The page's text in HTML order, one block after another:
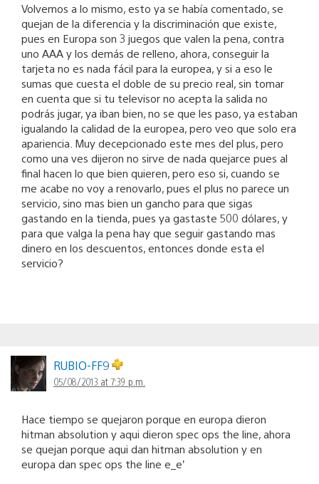
Volvemos a lo mismo, esto ya se había comentado, se
quejan de la diferencia y la discriminación que existe,
pues en Europa son 3 juegos que valen la pena, contra
uno AAA y los demás de relleno, ahora, conseguir la
tarjeta no es nada fácil para la europea, y si a eso le
sumas que cuesta el doble de su precio real, sin tomar
en cuenta que si tu televisor no acepta la salida no
podrás jugar, ya iban bien, no se que les paso, ya estaban
igualando la calidad de la europea, pero veo que solo era
apariencia. Muy decepcionado este mes del plus, pero
como una ves dijeron no sirve de nada quejarce pues al
final hacen lo que bien quieren, pero eso si, cuando se
me acabe no voy a renovarlo, pues el plus no parece un
servicio, sino mas bien un gancho para que sigas
gastando en la tienda, pues ya gastaste 500 dólares, y
para que valga la pena hay que seguir gastando mas
dinero en los descuentos, entonces donde esta el
servicio?
RUBIO-FF9
05/08/2013 at 7:39 p.m.
Hace tiempo se quejaron porque en europa dieron
hitman absolution y aqui dieron spec ops the line, ahora
se quejan porque aqui dan hitman absolution y en
europa dan spec ops the line e_e’